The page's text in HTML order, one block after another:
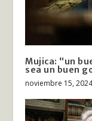
Mujica: “un
sea un buen
noviembre 15,